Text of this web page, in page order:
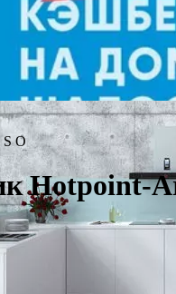
O
Hotpoint-